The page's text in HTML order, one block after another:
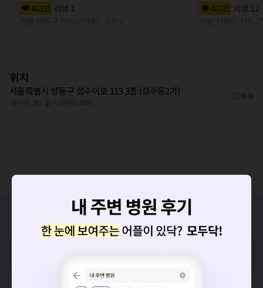
로그인 리뷰 1
로그인 리뷰 12
위치
서울특별시 성동구 성수이로 113 3층 (성수동2가) 복사
증상/치료, 궁금한 점이 있나요?
의사가 직접 답해드려요!
혹은, 의료상담 서비스에 다양한 게시글 보러가기